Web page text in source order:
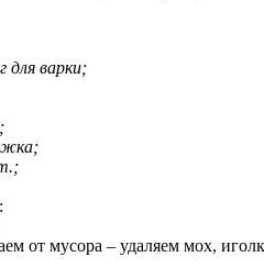
для варки;
от мусора – удаляем мох,